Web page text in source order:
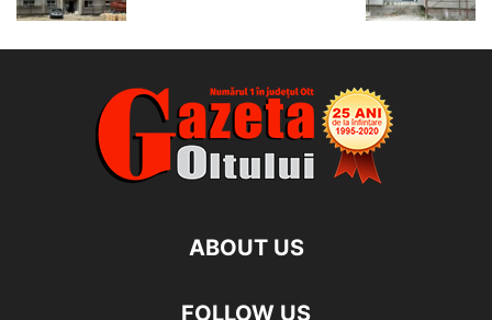
ABOUT US
FOLLOW US